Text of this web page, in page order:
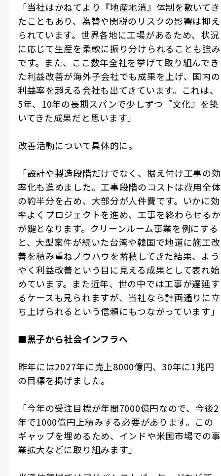
「当社はかねてより『地産地消』体制を敷いてき
たこともあり、為替や関税のリスクの影響は抑え
られています。世界各地に工場があるため、状況
に応じて生産を柔軟に振り分けられることも強み
です。また、ここ数年全社を挙げて取り組んでき
た利益改善が海外子会社でも成果を上げ、国内の
利益率を超える会社も出てきています。これは、
5年、10年の長期スパンで少しずつ『文化』を築
いてきた成果だと思います」
――改善活動について具体的に。
「設計や製造段階だけでなく、据え付け工事の効
率化も進めました。工事段階のコストは費用全体
の約半分を占め、大部分が人件費です。いかに効
率よくプロジェクトを進め、工事を終わらせるか
が鍵となります。クリーンルーム事業を例にする
と、大型案件が続いた台湾や韓国で地道に施工改
善を積み重ねノウハウを蓄積してきた結果、よう
やく利益改善という目に見える成果として表れ始
めています。また近年、世の中では工事が遅延す
るケースも見られますが、当社なら計画通りに立
ち上げられるという信頼にもつながっています」
■黒子から社会インフラへ
――昨年には2027年に売上8000億円、30年に1兆円
の目標を掲げました。
「今年の受注目標が年間7000億円なので、今後2
年で1000億円上積みする必要があります。この
ギャップを埋めるため、インドや米国市場での事
業拡大などに取り組みます」